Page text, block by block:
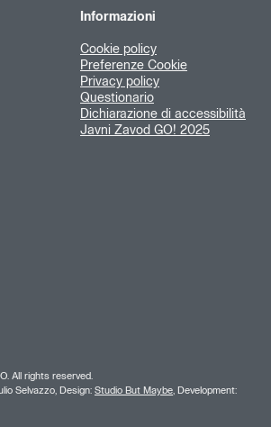
Informazioni
Cookie policy
Preferenze Cookie
Privacy policy
Questionario
Dichiarazione di accessibilità
Javni Zavod GO! 2025
All rights reserved.
Selvazzo, Design: Studio But Maybe , Development: